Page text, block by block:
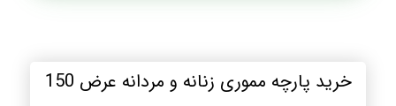
خرید پارچه مموری زنانه و مردانه عرض 150